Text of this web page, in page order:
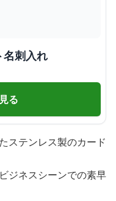
名刺入れ
る
ステンレス製のカード
ジネスシーンでの素早